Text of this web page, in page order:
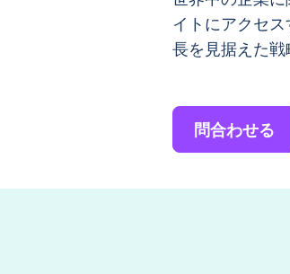
イトにアクセ
長を見据えた戦
問合わせる